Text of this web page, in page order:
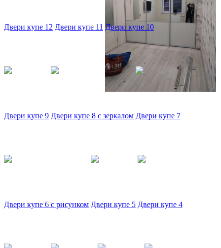
Двери купе 12 Двери купе 11 Двери купе 10
Двери купе 9 Двери купе 8 с зеркалом Двери купе 7
Двери купе 6 с рисунком Двери купе 5 Двери купе 4